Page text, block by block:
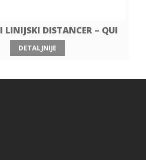
LINIJSKI DISTANCER – QUI
DETALJNIJE